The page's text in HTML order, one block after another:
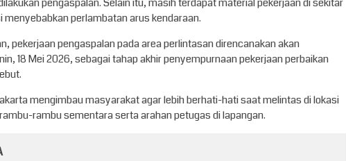
perlambatan arus kendaraan.
pekerjaan pengaspalan pada area perlintasan direncanakan akan
18 Mei 2026, sebagai tahap akhir penyempurnaan pekerjaan perbaikan
mengimbau masyarakat agar lebih berhati-hati saat melintas di lokasi
rambu sementara serta arahan petugas di lapangan.